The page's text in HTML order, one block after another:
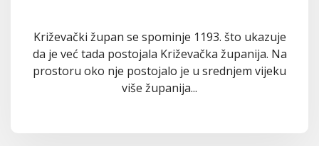
Križevački župan se spominje 1193. što ukazuje
da je već tada postojala Križevačka županija. Na
prostoru oko nje postojalo je u srednjem vijeku
više županija...